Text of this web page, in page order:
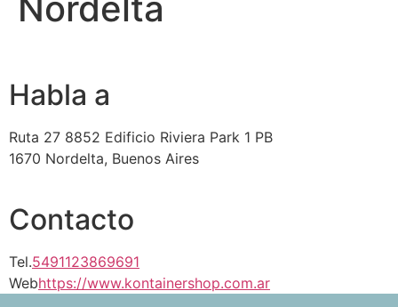
Habla a
Ruta 27 8852 Edificio Riviera Park 1 PB
1670 Nordelta, Buenos Aires
Contacto
Tel.5491123869691
Webhttps://www.kontainershop.com.ar